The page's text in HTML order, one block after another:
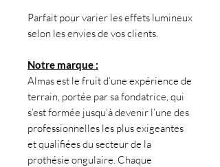
Parfait pour varier les effets lumineux
selon les envies de vos clients.
Notre marque :
Almas est le fruit d’une expérience de
terrain, portée par sa fondatrice, qui
s’est formée jusqu’à devenir l’une des
professionnelles les plus exigeantes
et qualifiées du secteur de la
prothésie ongulaire. Chaque